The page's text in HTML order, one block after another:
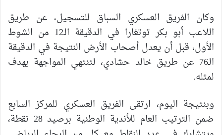
وكان الفريق العسكري السباق للتسجيل، عن طريق
اللاعب أبو بكر توتغارا في الدقيقة الـ12 من الشوط
الأول، قبل أن يعدل أصحاب الأرض النتيجة في الدقيقة
الـ76 عن طريق خالد حشادي، لتنتهي المواجهة بهدف
لمثله.
وبنتيجة اليوم، ارتقى الفريق العسكري للمركز السابع
ضمن الترتيب العام للأندية الوطنية برصيد 28 نقطة،